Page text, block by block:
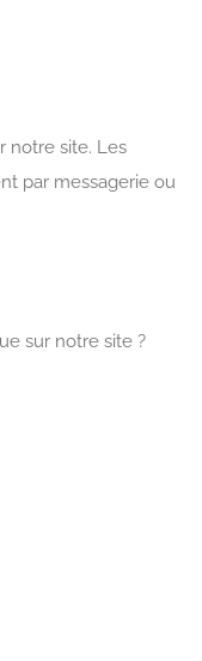
notre site. Les
par messagerie ou
sur notre site ?